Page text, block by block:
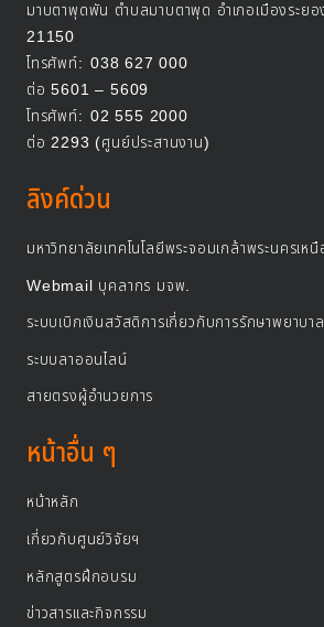
มาบตาพุดพัน ตำบลมาบตาพุด อำเภอเมืองระยอ
21150
โทรศัพท์: 038 627 000
ต่อ 5601 – 5609
โทรศัพท์: 02 555 2000
ต่อ 2293 (ศูนย์ประสานงาน)
ลิงค์ด่วน
มหาวิทยาลัยเทคโนโลยีพระจอมเกล้าพระนครเหนื
Webmail บุคลากร มจพ.
ระบบเบิกเงินสวัสดิการเกี่ยวกับการรักษาพยาบาล
ระบบลาออนไลน์
สายตรงผู้อำนวยการ
หน้าอื่น ๆ
หน้าหลัก
เกี่ยวกับศูนย์วิจัยฯ
หลักสูตรฝึกอบรม
ข่าวสารและกิจกรรม